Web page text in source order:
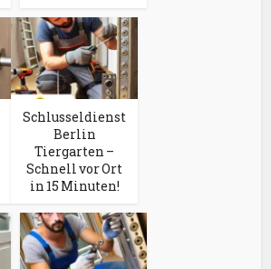
Schlusseldienst
Berlin
Tiergarten –
Schnell vor Ort
in 15 Minuten!